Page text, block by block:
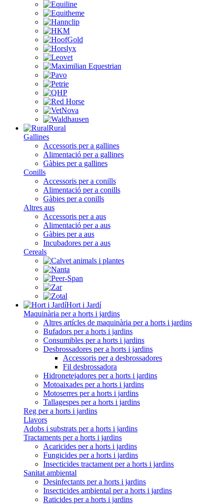
Rural
Gallines
Accessoris per a gallines
Alimentació per a gallines
Gàbies per a gallines
Conills
Accessoris per a conills
Alimentació per a conills
Gàbies per a conills
Altres aus
Accessoris per a aus
Alimentació per a aus
Gàbies per a aus
Incubadores per a aus
Cereals
Hort i Jardí
Maquinària per a horts i jardins
Altres artícles de maquinària per a horts i jardins
Bufadors per a horts i jardins
Consumibles per a horts i jardins
Desbrossadores per a horts i jardins
Accessoris per a desbrossadores
Fil desbrossadora
Hidronetejadores per a horts i jardins
Motoaixades per a horts i jardins
Motoserres per a horts i jardins
Tallagespes per a horts i jardins
Reg per a horts i jardins
Llavors
Adobs i substrats per a horts i jardins
Tractaments per a horts i jardins
Acaricides per a horts i jardins
Fungicides per a horts i jardins
Insecticides tractament per a horts i jardins
Sanitat ambiental
Desinfectants per a horts i jardins
Insecticides ambiental per a horts i jardins
Raticides per a horts i jardins